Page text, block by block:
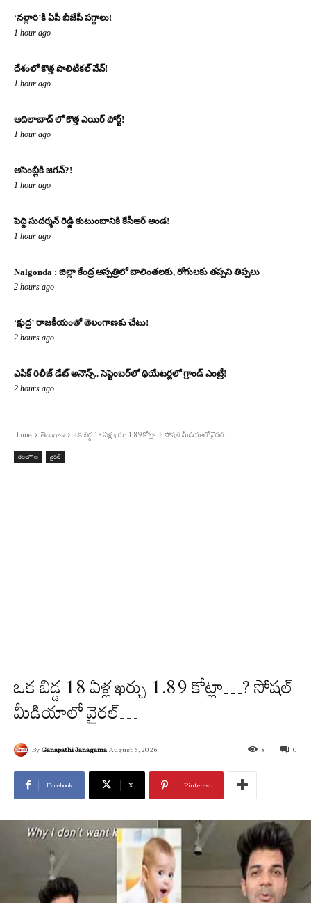
‘నల్లారి’కి ఏపీ బీజేపీ పగ్గాలు!
1 hour ago
దేశంలో కొత్త పొలిటికల్ వేవ్!
1 hour ago
ఆదిలాబాద్ లో కొత్త ఎయిర్ పోర్ట్!
1 hour ago
అసెంబ్లీకి జగన్?!
1 hour ago
పెద్ది సుదర్శన్ రెడ్డి కుటుంబానికి కేసీఆర్ అండ!
1 hour ago
Nalgonda : జిల్లా కేంద్ర ఆస్పత్రిలో బాలింతలకు, రోగులకు తప్పని తిప్పలు
2 hours ago
‘క్షుద్ర’ రాజకీయంతో తెలంగాణకు చేటు!
2 hours ago
ఎపిక్ రిలీజ్ డేట్ అనౌన్స్.. సెప్టెంబర్‌లో థియేటర్లలో గ్రాండ్ ఎంట్రీ!
2 hours ago